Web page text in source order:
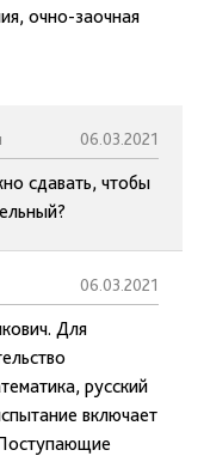
очно-заочная
06.03.2021
сдавать, чтобы
06.03.2021
Для
русский
включает